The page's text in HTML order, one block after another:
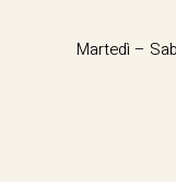
Martedì –